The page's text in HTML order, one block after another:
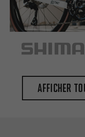
Afficher